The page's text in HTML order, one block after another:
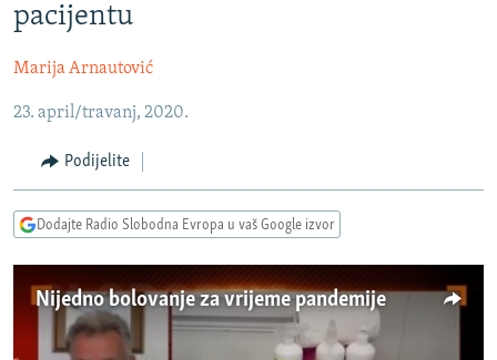
sadržaj
Pređite
na
navigaciju
Pređite
pretragu
SRBIJA
KOSOVO
CRNA GORA
VIZUELNO
FOTOGALERIJE
PODCASTI
RAT U UKRAJINI
KINA NA BALKANU
RSE PRIČE IZ SVIJETA
pacijentu
Marija Arnautović
23. april/travanj, 2020.
Podijelite
Dodajte Radio Slobodna Evropa u vaš Google izvor
Nijedno bolovanje za vrijeme pandemije